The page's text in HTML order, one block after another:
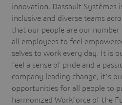
innovation, Dassault Systèmes
inclusive and diverse teams
that our people are our number
all employees to feel
selves to work every day. It is
feel a sense of pride and a
company leading change, it’s
opportunities for all people to
harmonized Workforce of the